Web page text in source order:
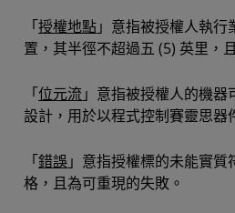
「授權地點」意指被授權人執
置，其半徑不超過五 (5) 英里，
「位元流 」意指被授權人的機
設計，用於以程式控制賽靈思器
「錯誤」意指授權標的未能實
格，且為可重現的失敗。